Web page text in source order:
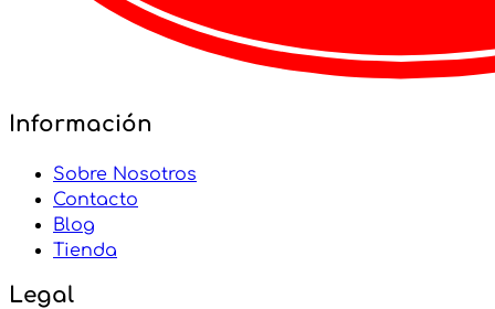
Información
Sobre Nosotros
Contacto
Blog
Tienda
Legal